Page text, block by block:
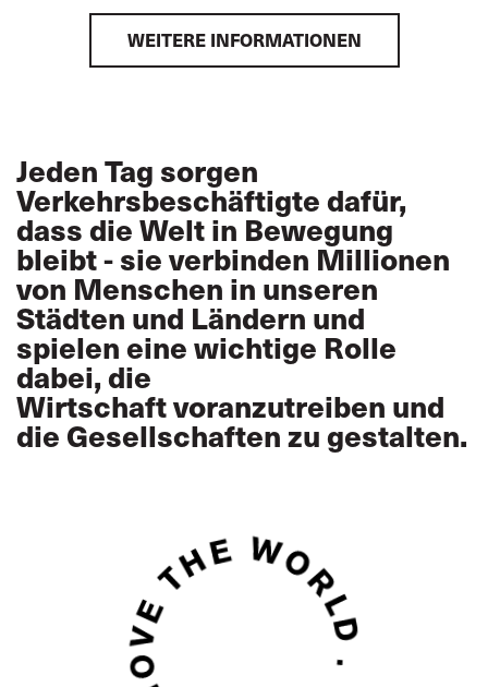
WEITERE INFORMATIONEN
Jeden Tag sorgen
Verkehrsbeschäftigte dafür,
dass die Welt in Bewegung
bleibt - sie verbinden Millionen
von Menschen in unseren
Städten und Ländern und
spielen eine wichtige Rolle
dabei, die
Wirtschaft voranzutreiben und
die Gesellschaften zu gestalten.